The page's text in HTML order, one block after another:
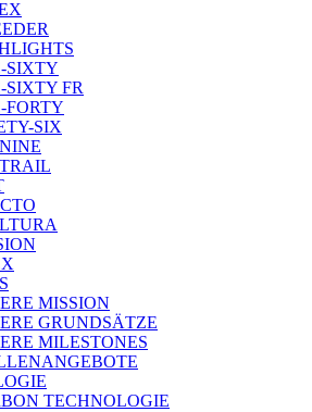
SIXTY
SIXTY FR
FORTY
SIX
MISSION
GRUNDSÄTZE
MILESTONES
TECHNOLOGIE